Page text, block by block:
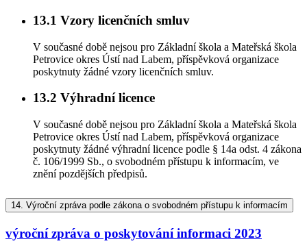
13.1 Vzory licenčních smluv
V současné době nejsou pro Základní škola a Mateřská škola
Petrovice okres Ústí nad Labem, příspěvková organizace
poskytnuty žádné vzory licenčních smluv.
13.2 Výhradní licence
V současné době nejsou pro Základní škola a Mateřská škola
Petrovice okres Ústí nad Labem, příspěvková organizace
poskytnuty žádné výhradní licence podle § 14a odst. 4 zákona
č. 106/1999 Sb., o svobodném přístupu k informacím, ve
znění pozdějších předpisů.
14. Výroční zpráva podle zákona o svobodném přístupu k informacím
výroční zpráva o poskytování informaci 2023